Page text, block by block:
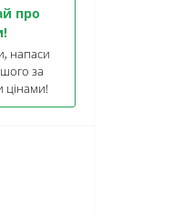
про
напаси
за
цінами!